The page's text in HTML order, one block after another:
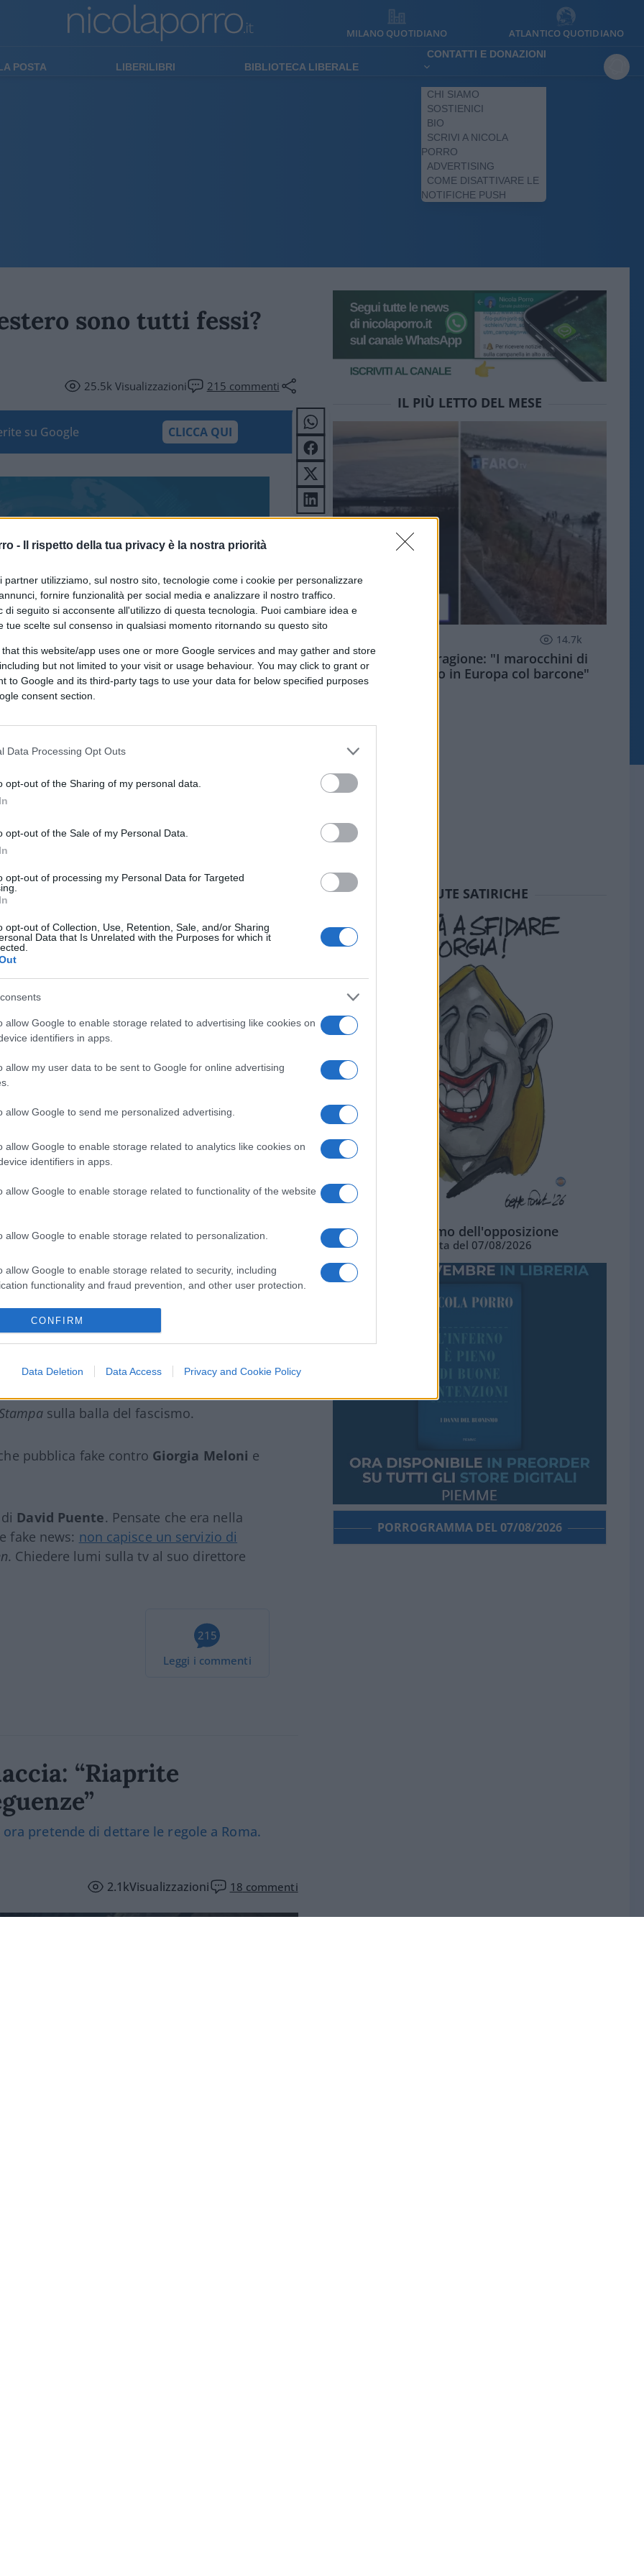
- Il rispetto della tua privacy è la nostra priorità
partner utilizziamo, sul nostro sito, tecnologie come i cookie per personalizzare
fornire funzionalità per social media e analizzare il nostro traffico.
di seguito si acconsente all'utilizzo di questa tecnologia. Puoi cambiare idea e
tue scelte sul consenso in qualsiasi momento ritornando su questo sito
that this website/app uses one or more Google services and may gather and store
but not limited to your visit or usage behaviour. You may click to grant or
to Google and its third-party tags to use your data for below specified purposes
consent section.
Data Processing Opt Outs
opt-out of the Sharing of my personal data.
opt-out of the Sale of my Personal Data.
opt-out of processing my Personal Data for Targeted
opt-out of Collection, Use, Retention, Sale, and/or Sharing
Data that Is Unrelated with the Purposes for which it
allow Google to enable storage related to advertising like cookies on
identifiers in apps.
allow my user data to be sent to Google for online advertising
allow Google to send me personalized advertising.
allow Google to enable storage related to analytics like cookies on
identifiers in apps.
allow Google to enable storage related to functionality of the website
allow Google to enable storage related to personalization.
allow Google to enable storage related to security, including
functionality and fraud prevention, and other user protection.
CONFIRM
Data Deletion Data Access Privacy and Cookie Policy
MILANO QUOTIDIANO ATLANTICO QUOTIDIANO
POSTA LIBERILIBRI BIBLIOTECA LIBERALE
CONTATTI E DONAZIONI
CHI SIAMO
SOSTIENICI
BIO
SCRIVI A NICOLA
PORRO
ADVERTISING
COME DISATTIVARE LE
NOTIFICHE PUSH
sono tutti fessi?
25.5kVisualizzazioni 215 commenti
su Google CLICCA QUI
vedrà se c’è casino.
ma questi hanno bevuto.
senza green pass sarà libero solo il
qui nessuna guerra civile.
, perché paga l’affitto di due case popolari
diventato presidente della Calabria.
aMarcello Dell’Utrie continua conle
sul
a sfrecciare era un convertito
troppo).
sulla balla del fascismo.
pubblica fake contro Giorgia Meloni e
David Puente. Pensate che era nella
fake news: non capisce un servizio di
. Chiedere lumi sulla tv al suo direttore
215
Leggi i commenti
“Riaprite
pretende di dettare le regole a Roma.
2.1kVisualizzazioni 18 commenti
IL PIÙ LETTO DEL MESE
14.7k
Meloni aveva ragione: "I marocchini di
Ceuta sbarcano in Europa col barcone"
SEDUTE SATIRICHE
L'ottimismo dell'opposizione
Vignetta del 07/08/2026
PORROGRAMMA DEL 07/08/2026